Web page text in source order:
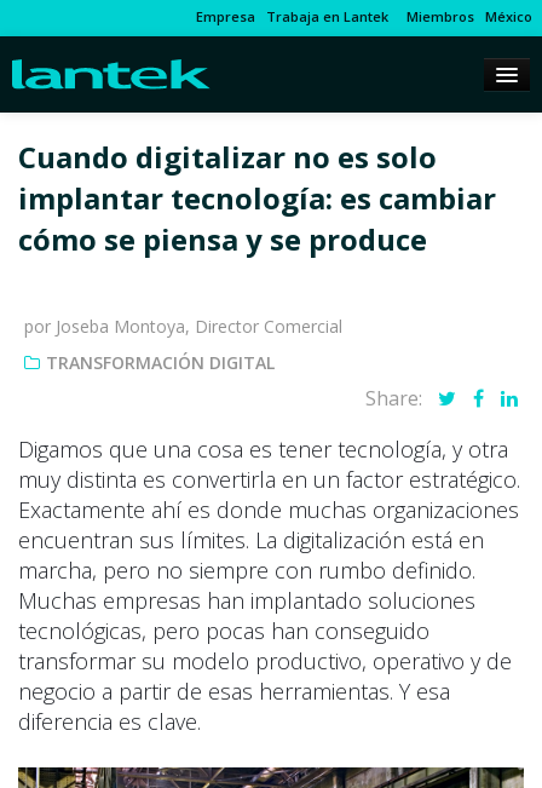
Empresa Trabaja en Lantek Miembros México
Cuando digitalizar no es solo
implantar tecnología: es cambiar
cómo se piensa y se produce
por Joseba Montoya, Director Comercial
TRANSFORMACIÓN DIGITAL
Share:
Digamos que una cosa es tener tecnología, y otra
muy distinta es convertirla en un factor estratégico.
Exactamente ahí es donde muchas organizaciones
encuentran sus límites. La digitalización está en
marcha, pero no siempre con rumbo definido.
Muchas empresas han implantado soluciones
tecnológicas, pero pocas han conseguido
transformar su modelo productivo, operativo y de
negocio a partir de esas herramientas. Y esa
diferencia es clave.